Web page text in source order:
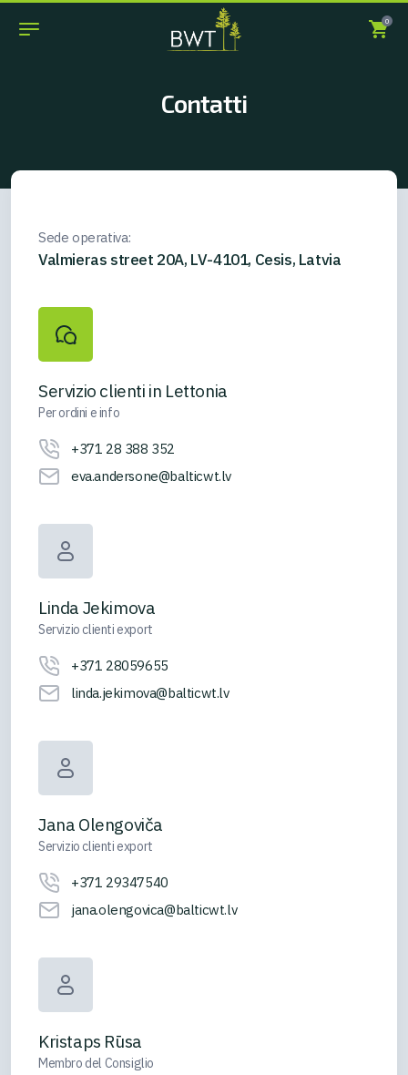
0
Contatti
Servizio clienti in Lettonia
Per ordini e info
+371 28 388 352
eva.andersone@balticwt.lv
Linda Jekimova
Servizio clienti export
+371 28059655
linda.jekimova@balticwt.lv
Jana Olengoviča
Servizio clienti export
+371 29347540
jana.olengovica@balticwt.lv
Kristaps Rūsa
Membro del Consiglio
Sede operativa:
Valmieras street 20A, LV-4101, Cesis, Latvia